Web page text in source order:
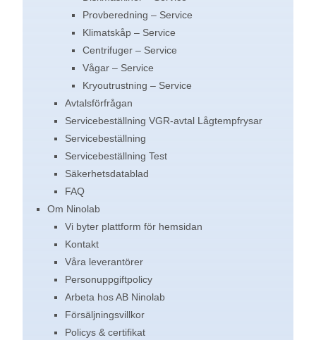
Provberedning – Service
Klimatskåp – Service
Centrifuger – Service
Vågar – Service
Kryoutrustning – Service
Avtalsförfrågan
Servicebeställning VGR-avtal Lågtempfrysar
Servicebeställning
Servicebeställning Test
Säkerhetsdatablad
FAQ
Om Ninolab
Vi byter plattform för hemsidan
Kontakt
Våra leverantörer
Personuppgiftpolicy
Arbeta hos AB Ninolab
Försäljningsvillkor
Policys & certifikat